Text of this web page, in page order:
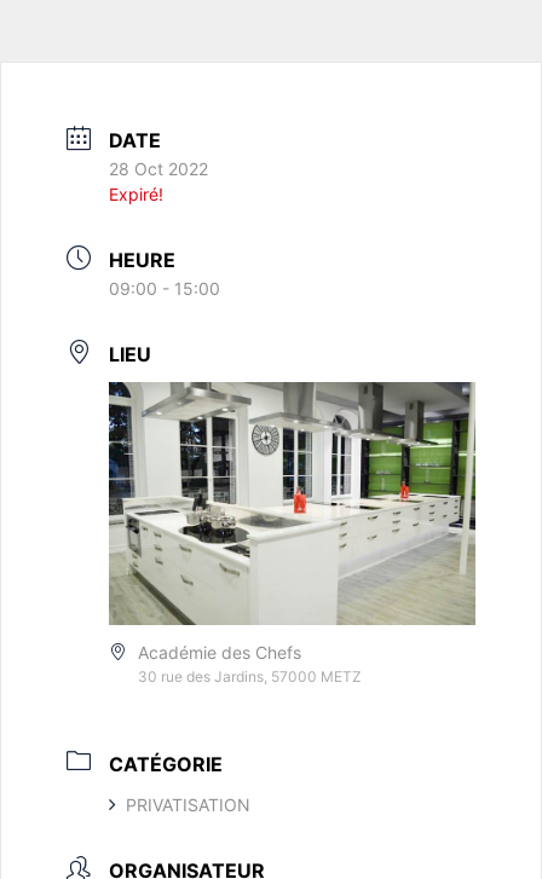
DATE
28 Oct 2022
Expiré!
HEURE
09:00 - 15:00
LIEU
Académie des Chefs
30 rue des Jardins, 57000 METZ
CATÉGORIE
PRIVATISATION
ORGANISATEUR